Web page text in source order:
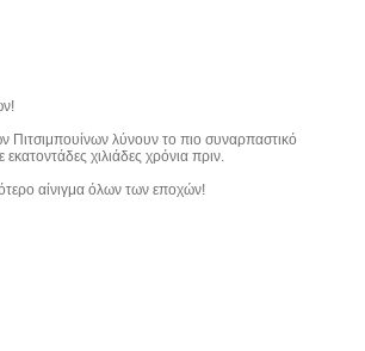
Πιτσιμπουίνων λύνουν το πιο συναρπαστικό
χιλιάδες χρόνια πριν.
αίνιγμα όλων των εποχών!